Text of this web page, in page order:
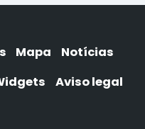
Mapa
Notícias
Aviso legal